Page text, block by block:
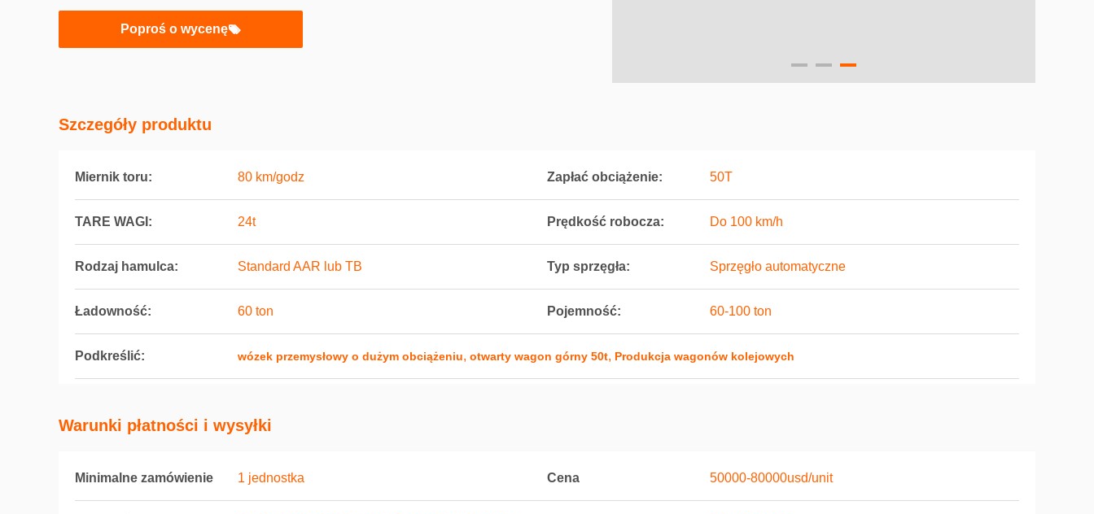
Poproś o wycenę
Szczegóły produktu
Miernik toru: 80 km/godz Zapłać obciążenie: 50T
TARE WAGI: 24t Prędkość robocza: Do 100 km/h
Rodzaj hamulca: Standard AAR lub TB Typ sprzęgła: Sprzęgło automatyczne
Ładowność: 60 ton Pojemność: 60-100 ton
Podkreślić: wózek przemysłowy o dużym obciążeniu, otwarty wagon górny 50t, Produkcja wagonów kolejowych
Warunki płatności i wysyłki
Minimalne zamówienie 1 jednostka Cena 50000-80000usd/unit